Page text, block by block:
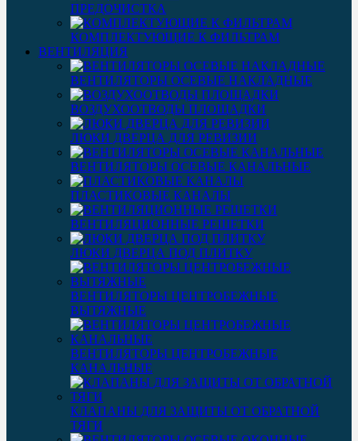
ПРЕДОЧИСТКА
КОМПЛЕКТУЮЩИЕ К ФИЛЬТРАМ
ВЕНТИЛЯЦИЯ
ВЕНТИЛЯТОРЫ ОСЕВЫЕ НАКЛАДНЫЕ
ВОЗДУХООТВОДЫ ПЛОЩАДКИ
ЛЮКИ ДВЕРЦА ДЛЯ РЕВИЗИИ
ВЕНТИЛЯТОРЫ ОСЕВЫЕ КАНАЛЬНЫЕ
ПЛАСТИКОВЫЕ КАНАЛЫ
ВЕНТИЛЯЦИОННЫЕ РЕШЕТКИ
ЛЮКИ ДВЕРЦА ПОД ПЛИТКУ
ВЕНТИЛЯТОРЫ ЦЕНТРОБЕЖНЫЕ
ВЫТЯЖНЫЕ
ВЕНТИЛЯТОРЫ ЦЕНТРОБЕЖНЫЕ
КАНАЛЬНЫЕ
КЛАПАНЫ ДЛЯ ЗАЩИТЫ ОТ ОБРАТНОЙ
ТЯГИ